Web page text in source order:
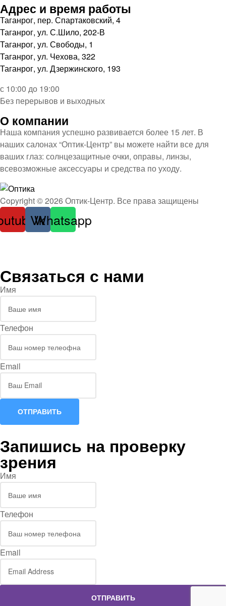
Адрес и время работы
Таганрог, пер. Спартаковский, 4
Таганрог, ул. С.Шило, 202-В
Таганрог, ул. Свободы, 1
Таганрог, ул. Чехова, 322
Таганрог, ул. Дзержинского, 193
с 10:00 до 19:00
Без перерывов и выходных
О компании
Наша компания успешно развивается более 15 лет. В
наших салонах “Оптик-Центр” вы можете найти все для
ваших глаз: солнцезащитные очки, оправы, линзы,
всевозможные аксессуары и средства по уходу.
Оптика
Copyright © 2026 Оптик-Центр. Все права защищены
Vk
Whatsapp
Связаться с нами
Имя
Телефон
Email
ОТПРАВИТЬ
Запишись на проверку
зрения
Имя
Телефон
Email
ОТПРАВИТЬ